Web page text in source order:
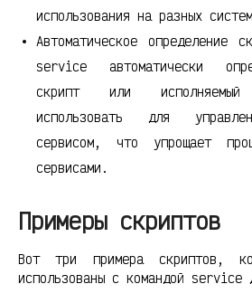
использования на разных
Автоматическое определение
service автоматически
скрипт или
использовать для
сервисом, что упрощает
сервисами.
Примеры скриптов
Вот три примера скриптов,
использованы с командой service